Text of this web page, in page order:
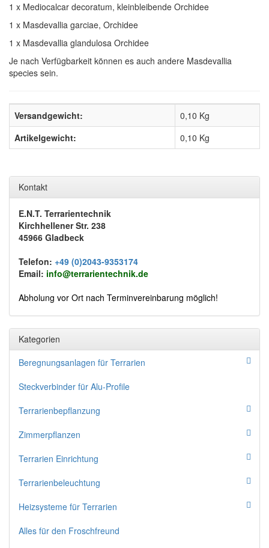
1 x Mediocalcar decoratum, kleinbleibende Orchidee
1 x Masdevallia garciae, Orchidee
1 x Masdevallia glandulosa Orchidee
Je nach Verfügbarkeit können es auch andere Masdevallia
species sein.
Versandgewicht:
0,10 Kg
Artikelgewicht:
0,10 Kg
Kontakt
E.N.T. Terrarientechnik
Kirchhellener Str. 238
45966 Gladbeck
Telefon: +49 (0)2043-9353174
Email: info@terrarientechnik.de
Abholung vor Ort nach Terminvereinbarung möglich!
Kategorien
Beregnungsanlagen für Terrarien
Steckverbinder für Alu-Profile
Terrarienbepflanzung
Zimmerpflanzen
Terrarien Einrichtung
Terrarienbeleuchtung
Heizsysteme für Terrarien
Alles für den Froschfreund